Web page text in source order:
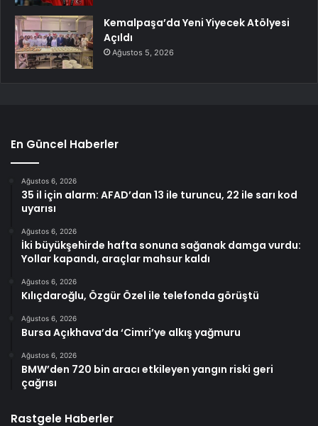
Kemalpaşa’da Yeni Yiyecek Atölyesi
Açıldı
Ağustos 5, 2026
En Güncel Haberler
Ağustos 6, 2026
35 il için alarm: AFAD’dan 13 ile turuncu, 22 ile sarı kod
uyarısı
Ağustos 6, 2026
İki büyükşehirde hafta sonuna sağanak damga vurdu:
Yollar kapandı, araçlar mahsur kaldı
Ağustos 6, 2026
Kılıçdaroğlu, Özgür Özel ile telefonda görüştü
Ağustos 6, 2026
Bursa Açıkhava’da ‘Cimri’ye alkış yağmuru
Ağustos 6, 2026
BMW’den 720 bin aracı etkileyen yangın riski geri
çağrısı
Rastgele Haberler